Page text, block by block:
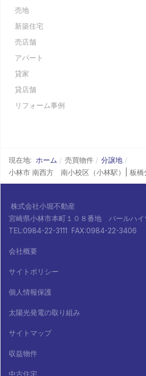
売地
新築住宅
売店舗
アパート
貸家
貸店舗
リフォーム事例
現在地: ホーム 売買物件
分譲地
小林市 南西方 南小校区（小林駅）| 板橋
株式会社小堀不動産
宮崎県小林市本町１０８番地 パールハイ
TEL:0984-22-3111 FAX:0984-22-3406
会社概要
サイトポリシー
個人情報保護
太陽光発電の取り組み
サイトマップ
収益物件
中古住宅